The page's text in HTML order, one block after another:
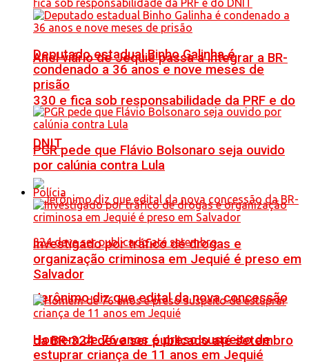
Anel viário de Jequié passa a integrar a BR-
330 e fica sob responsabilidade da PRF e do
DNIT
Jerônimo diz que edital da nova concessão
da BR-324 deve ser publicado até setembro
Deputado estadual Binho Galinha é
condenado a 36 anos e nove meses de
prisão
PGR pede que Flávio Bolsonaro seja ouvido
por calúnia contra Lula
Polícia
Investigado por tráfico de drogas e
organização criminosa em Jequié é preso em
Salvador
Homem de 76 anos é preso suspeito de
estuprar criança de 11 anos em Jequié